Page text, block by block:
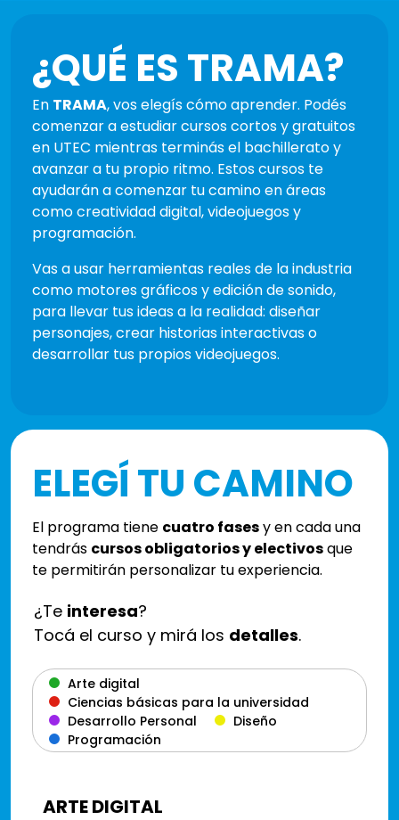
¿QUÉ ES TRAMA?
En TRAMA, vos elegís cómo aprender. Podés
comenzar a estudiar cursos cortos y gratuitos
en UTEC mientras terminás el bachillerato y
avanzar a tu propio ritmo. Estos cursos te
ayudarán a comenzar tu camino en áreas
como creatividad digital, videojuegos y
programación.
Vas a usar herramientas reales de la industria
como motores gráficos y edición de sonido,
para llevar tus ideas a la realidad: diseñar
personajes, crear historias interactivas o
desarrollar tus propios videojuegos.
ELEGÍ TU CAMINO
El programa tiene cuatro fasesy en cada una
tendrás cursos obligatorios y electivosque
te permitirán personalizar tu experiencia.
¿Te interesa?
Tocá el curso y mirá los detalles.
Arte digital
Ciencias básicas para la universidad
Desarrollo Personal
Diseño
Programación
ARTE DIGITAL